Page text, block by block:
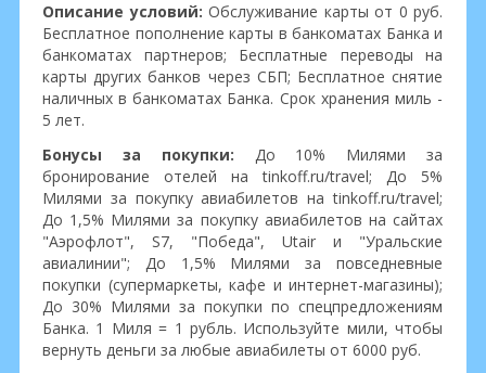
Описание условий: Обслуживание карты от 0 руб.
Бесплатное пополнение карты в банкоматах Банка и
банкоматах партнеров; Бесплатные переводы на
карты других банков через СБП; Бесплатное снятие
наличных в банкоматах Банка. Срок хранения миль -
5 лет.
Бонусы за покупки: До 10% Милями за
бронирование отелей на tinkoff.ru/travel; До 5%
Милями за покупку авиабилетов на tinkoff.ru/travel;
До 1,5% Милями за покупку авиабилетов на сайтах
"Аэрофлот", S7, "Победа", Utair и "Уральские
авиалинии"; До 1,5% Милями за повседневные
покупки (супермаркеты, кафе и интернет-магазины);
До 30% Милями за покупки по спецпредложениям
Банка. 1 Миля = 1 рубль. Используйте мили, чтобы
вернуть деньги за любые авиабилеты от 6000 руб.